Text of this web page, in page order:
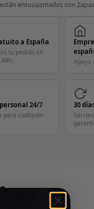
están entusiasmados con
a España
tu pedido en
Apoya
24/7
para cualquier
30
Sin